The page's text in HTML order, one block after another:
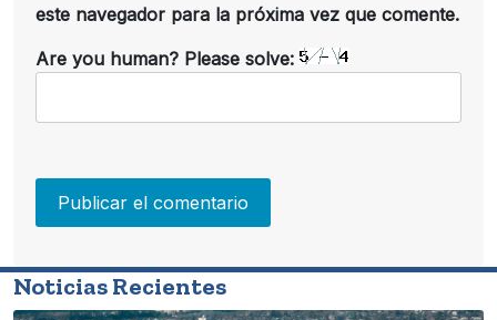
este navegador para la próxima vez que comente.
Are you human? Please solve:
Noticias Recientes